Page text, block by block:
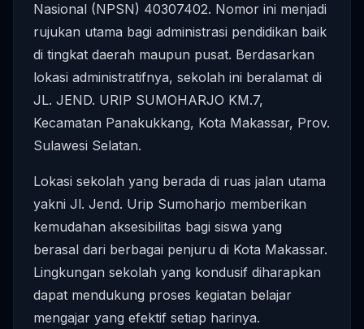
Nasional (NPSN) 40307402. Nomor ini menjadi
rujukan utama bagi administrasi pendidikan baik
di tingkat daerah maupun pusat. Berdasarkan
lokasi administratifnya, sekolah ini beralamat di
JL. JEND. URIP SUMOHARJO KM.7,
Kecamatan Panakukkang, Kota Makassar, Prov.
Sulawesi Selatan.
Lokasi sekolah yang berada di ruas jalan utama
yakni Jl. Jend. Urip Sumoharjo memberikan
kemudahan aksesibilitas bagi siswa yang
berasal dari berbagai penjuru di Kota Makassar.
Lingkungan sekolah yang kondusif diharapkan
dapat mendukung proses kegiatan belajar
mengajar yang efektif setiap harinya.